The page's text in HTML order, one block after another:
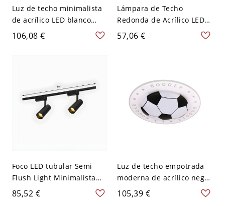
Luz de techo minimalista
de acrílico LED blanco
Cloud Flush Light en luz
blanca, 16" de ancho
106,08 €
Lámpara de Techo
Redonda de Acrílico LED
Luz de Techo Simple en
Blanco para Sala de Estar
57,06 €
Foco LED tubular Semi
Flush Light Minimalista
Tienda de ropa de metal
Iluminación de
85,52 €
Luz de techo empotrada
moderna de acrílico negro
con LED para habitación
de niño, 16.5" de ancho
105,39 €